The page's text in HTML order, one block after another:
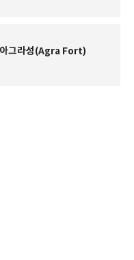
아그라성(Agra Fort)